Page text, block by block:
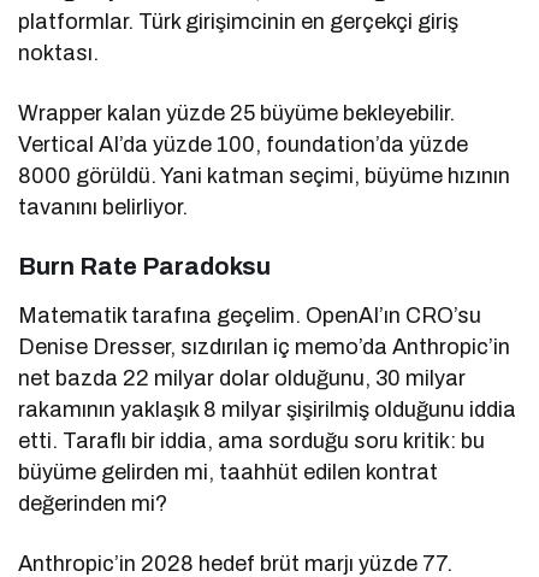
platformlar. Türk girişimcinin en gerçekçi giriş
noktası.
Wrapper kalan yüzde 25 büyüme bekleyebilir.
Vertical AI’da yüzde 100, foundation’da yüzde
8000 görüldü. Yani katman seçimi, büyüme hızının
tavanını belirliyor.
Burn Rate Paradoksu
Matematik tarafına geçelim. OpenAI’ın CRO’su
Denise Dresser, sızdırılan iç memo’da Anthropic’in
net bazda 22 milyar dolar olduğunu, 30 milyar
rakamının yaklaşık 8 milyar şişirilmiş olduğunu iddia
etti. Taraflı bir iddia, ama sorduğu soru kritik: bu
büyüme gelirden mi, taahhüt edilen kontrat
değerinden mi?
Anthropic’in 2028 hedef brüt marjı yüzde 77.